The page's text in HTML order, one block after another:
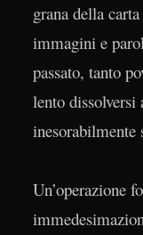
grana della
immagini e
passato, tanto
lento dissolversi
inesorabilmente
Un’operazione